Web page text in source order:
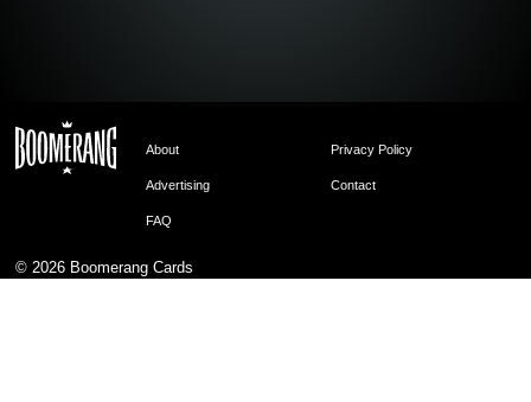
About Privacy Policy
Advertising Contact
FAQ
© 2026 Boomerang Cards